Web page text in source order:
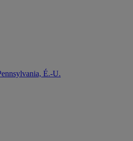
É.-U.